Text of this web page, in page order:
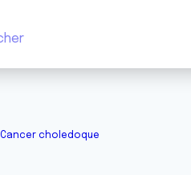
Cancer choledoque